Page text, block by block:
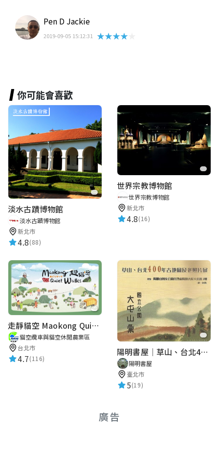
Pen D Jackie
2019-09-05 15:12:31 ★★★★★
你可能會喜歡
淡水古蹟博物館
淡水古蹟博物館
新北市
4.8(88)
世界宗教博物館
世界宗教博物館
新北市
4.8(16)
走靜貓空 Maokong Quiet Walks
貓空纜車與貓空休閒農業區
台北市
4.7(116)
陽明書屋｜草山、台北400年古地圖老照片展｜智慧導覽
陽明書屋
臺北市
5(19)
廣告